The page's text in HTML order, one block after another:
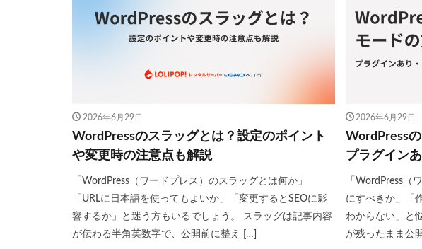
2026年6月29日
WordPressのスラッグとは？設定のポイント
や変更時の注意点も解説
「WordPress（ワードプレス）のスラッグとは何か」
「URLに日本語を使ってもよいか」「変更するとSEOに影
響するか」と迷う方もいるでしょう。 スラッグは記事内容
が伝わる半角英数字で、公開前に整え […]
2026年6月29日
WordPress
プラグイン
「WordPress（
にすべきか」「
わからない」と
が残ったまま公